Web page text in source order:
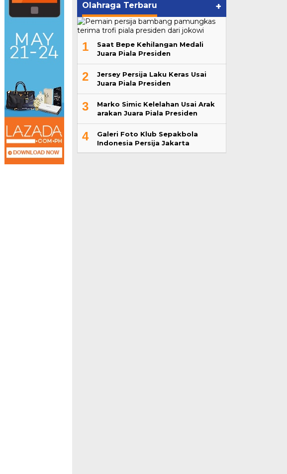
Olahraga Terbaru +
1
Saat Bepe Kehilangan Medali
Juara Piala Presiden
2
Jersey Persija Laku Keras Usai
Juara Piala Presiden
3
Marko Simic Kelelahan Usai Arak
arakan Juara Piala Presiden
4
Galeri Foto Klub Sepakbola
Indonesia Persija Jakarta